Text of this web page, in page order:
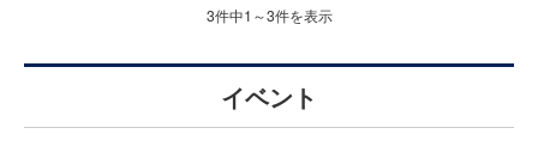
3件中1～3件を表示
イベント